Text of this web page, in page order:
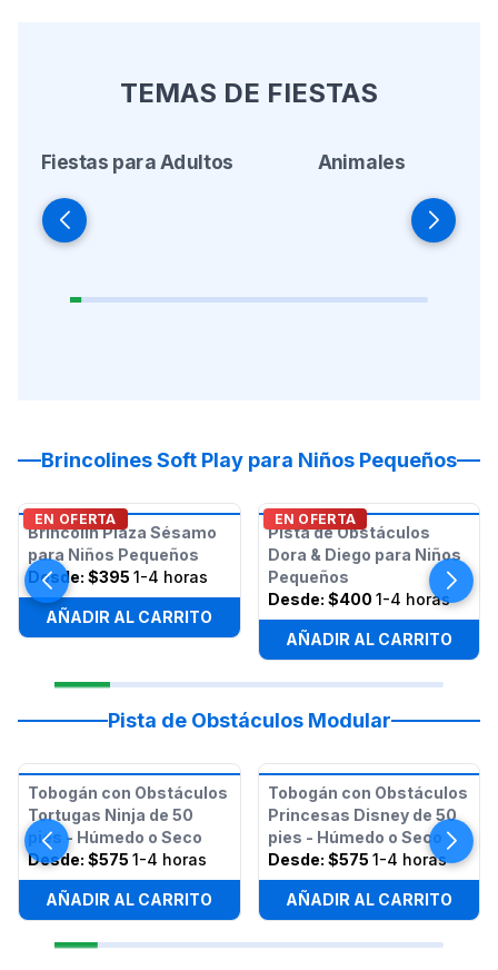
TEMAS DE FIESTAS
Fiestas para Adultos Animales
Brincolines Soft Play para Niños Pequeños
EN OFERTA
Brincolín Plaza Sésamo
para Niños Pequeños
Desde: $395 1-4 horas
AÑADIR AL CARRITO
EN OFERTA
Pista de Obstáculos
Dora & Diego para Niños
Pequeños
Desde: $400 1-4 horas
AÑADIR AL CARRITO
Pista de Obstáculos Modular
Tobogán con Obstáculos
Tortugas Ninja de 50
pies - Húmedo o Seco
Desde: $575 1-4 horas
AÑADIR AL CARRITO
Tobogán con Obstáculos
Princesas Disney de 50
pies - Húmedo o Seco
Desde: $575 1-4 horas
AÑADIR AL CARRITO